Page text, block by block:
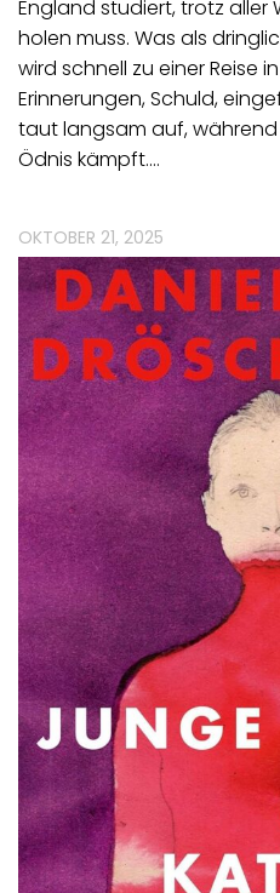
England studiert, trotz aller
holen muss. Was als
wird schnell zu einer Reise
Erinnerungen, Schuld,
taut langsam auf,
Ödnis kämpft.…
OKTOBER 21, 2025